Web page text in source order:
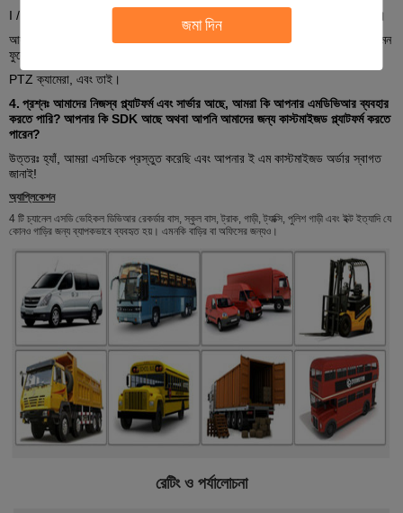
জমা দিন
I / O RS232 এবং 485 এক্সটেনশন পোর্টটি সমস্ত ফাংশনগুলির উপরে, উপরের ফাংশন সহ।
আসলে, আরও বেশি কাস্টমাইজড ফাংশন রয়েছে যা এই পোর্টের মাধ্যমে সংযোগ করতে পারে যেমন
ফুয়েল সেন্সর, কাউন্টার সিস্টেম,
PTZ ক্যামেরা, এবং তাই।
4. প্রশ্নঃ আমাদের নিজস্ব প্ল্যাটফর্ম এবং সার্ভার আছে, আমরা কি আপনার এমডিভিআর ব্যবহার
করতে পারি? আপনার কি SDK আছে অথবা আপনি আমাদের জন্য কাস্টমাইজড প্ল্যাটফর্ম করতে
পারেন?
উত্তরঃ হ্যাঁ, আমরা এসডিকে প্রস্তুত করেছি এবং আপনার ই এম কাস্টমাইজড অর্ডার স্বাগত
জানাই!
অ্যাপ্লিকেশন
4 টি চ্যানেল এসডি ভেহিকল ডিভিআর রেকর্ডার বাস, স্কুল বাস, ট্রাক, গাড়ী, ট্যাক্সি, পুলিশ গাড়ী এবং ইক্ট ইত্যাদি যে
কোনও গাড়ির জন্য ব্যাপকভাবে ব্যবহৃত হয়। এমনকি বাড়ির বা অফিসের জন্যও।
রেটিং ও পর্যালোচনা